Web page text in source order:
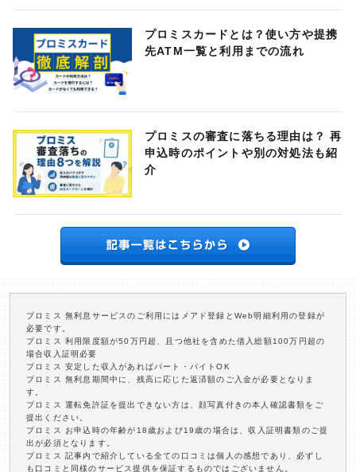
プロミスカードとは？使い方や提携
先ATM一覧と利用までの流れ
プロミスの審査に落ちる理由は？ 再
申込時のポイントや別の対処法も紹
介
プロミス 無利息サービスのご利用にはメアド登録とWeb明細利用の登録が
必要です。
プロミス 利用限度額が50万円超、且つ他社を含めた借入総額100万円超の
場合収入証明必要
プロミス 安定した収入があればパート・バイトOK
プロミス 無利息期間中に、残高に応じた返済額のご入金が必要となりま
す。
プロミス 運転免許証を提出できない方は、顔写真付きの本人確認書類をご
提出ください。
プロミス お申込時の年齢が18歳および19歳の場合は、収入証明書類のご提
出が必須となります。
プロミス 記事内で紹介している全ての口コミは個人の感想であり、必ずし
も口コミと同様のサービス提供を保証するものではございません。